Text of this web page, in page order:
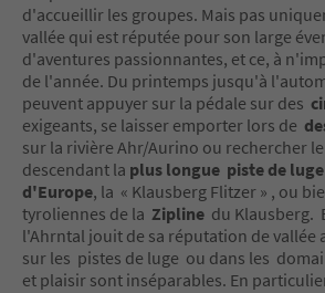
d'accueillir les groupes. Mais pas
vallée qui est réputée pour son large
d'aventures passionnantes, et ce, à
de l'année. Du printemps jusqu'à
peuvent appuyer sur la pédale sur des
exigeants, se laisser emporter lors de
sur la rivière Ahr/Aurino ou rechercher
descendant la plus longue piste de
d'Europe, la « Klausberg Flitzer » , ou
tyroliennes de la Zipline du Klausberg.
l'Ahrntal jouit de sa réputation de vallée
sur les pistes de luge ou dans les
et plaisir sont inséparables. En